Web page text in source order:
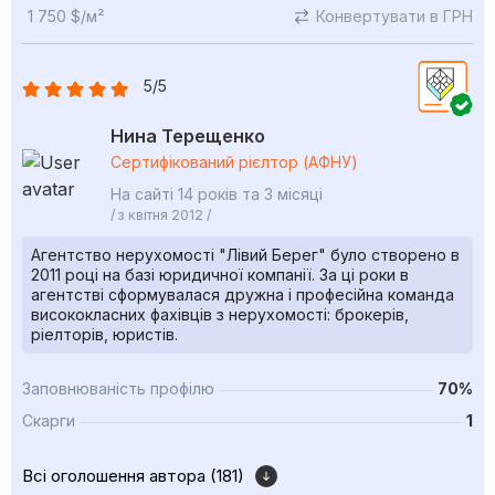
1 750 $/м² Конвертувати в ГРН
5/5
Нина Терещенко
Сертифікований рієлтор (АФНУ)
На сайті 14 років та 3 місяці
/ з квітня 2012 /
Агентство нерухомості "Лівий Берег" було створено в
2011 році на базі юридичної компанії. За ці роки в
агентстві сформувалася дружна і професійна команда
висококласних фахівців з нерухомості: брокерів,
ріелторів, юристів.
Заповнюваність профілю
70%
Скарги
1
Всі оголошення автора (181)